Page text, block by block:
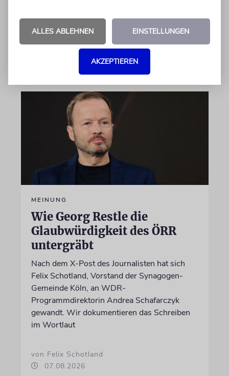
Rezepte und Leckeres
MEINUNG
Wie Georg Restle die
Glaubwürdigkeit des ÖRR
untergräbt
Nach dem X-Post des Journalisten hat sich
Felix Schotland, Vorstand der Synagogen-
Gemeinde Köln, an WDR-
Programmdirektorin Andrea Schafarczyk
gewandt. Wir dokumentieren das Schreiben
im Wortlaut
von Felix Schotland
07.08.2026
ALLES ABLEHNEN EINSTELLUNGEN
AKZEPTIEREN